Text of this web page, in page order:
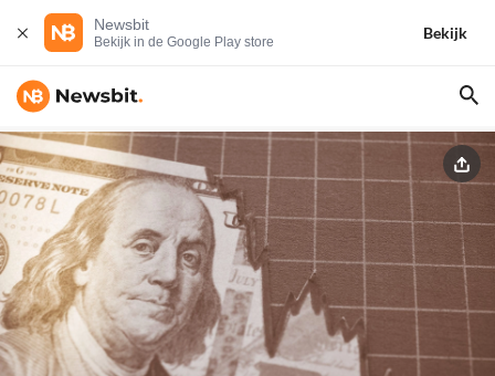
Newsbit
Bekijk in de Google Play store
Bekijk